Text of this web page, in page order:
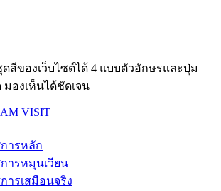
สีของเว็บไซต์ได้ 4 แบบตัวอักษรและปุ่ม
องเห็นได้ชัดเจน
VISIT
ารหลัก
ารหมุนเวียน
ารเสมือนจริง